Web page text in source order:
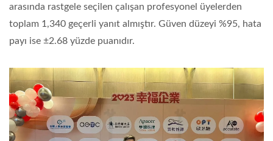
arasında rastgele seçilen çalışan profesyonel üyelerden
toplam 1,340 geçerli yanıt almıştır. Güven düzeyi %95, hata
payı ise ±2.68 yüzde puanıdır.